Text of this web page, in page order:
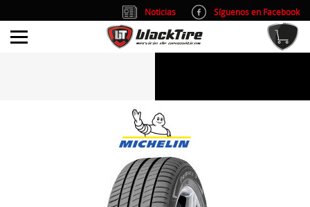
Noticias
Síguenos en Facebook
info@blacktire.es
Atención al cliente: L/V 9:00-14:00 y 15:00-19:00